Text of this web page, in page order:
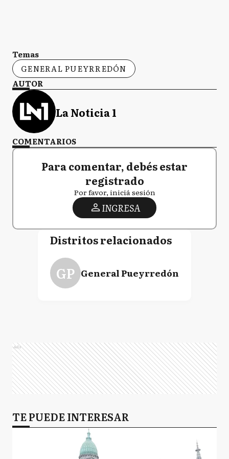
Temas
GENERAL PUEYRREDÓN
AUTOR
La Noticia 1
COMENTARIOS
Para comentar, debés estar
registrado
Por favor, iniciá sesión
INGRESA
Distritos relacionados
GP General Pueyrredón
Ads
TE PUEDE INTERESAR